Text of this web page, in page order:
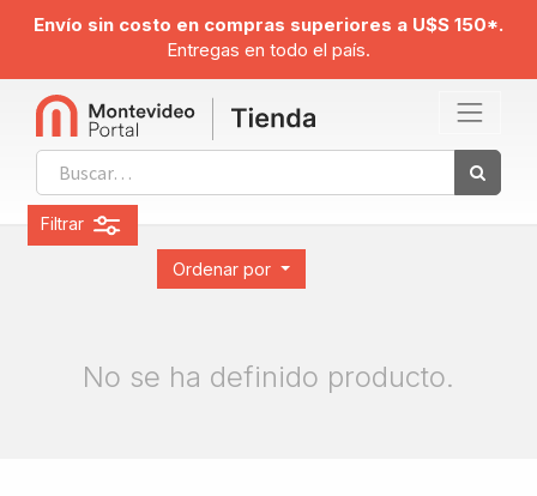
Envío sin costo en compras superiores a U$S 150*.
Entregas en todo el país.
Ordenar por
Filtrar
No se ha definido producto.